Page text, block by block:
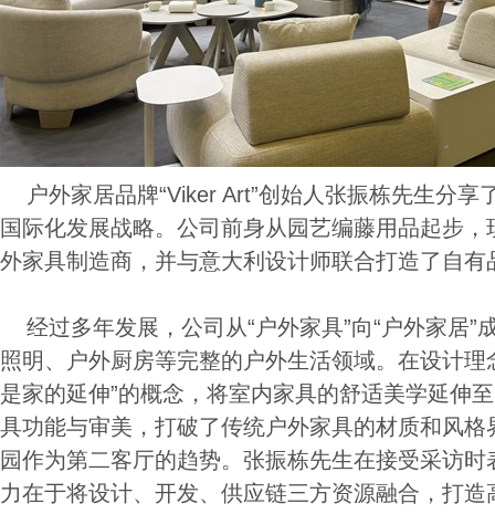
户外家居品牌“Viker Art”创始人张振栋先生分享
国际化发展战略。公司前身从园艺编藤用品起步
外家具制造商，并与意大利设计师联合打造了自有
经过多年发展，公司从“户外家具”向“户外家居”
照明、户外厨房等完整的户外生活领域。在设计理
是家的延伸”的概念，将室内家具的舒适美学延伸
具功能与审美，打破了传统户外家具的材质和风
园作为第二客厅的趋势。张振栋先生在接受采访
力在于将设计、开发、供应链三方资源融合，打